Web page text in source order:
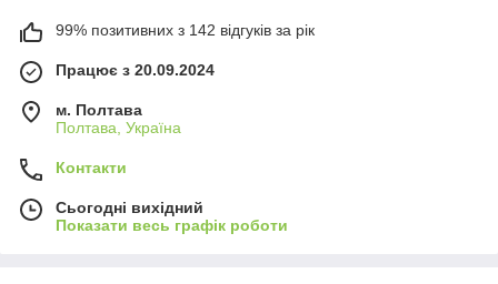
99% позитивних з 142 відгуків за рік
Працює з 20.09.2024
м. Полтава
Полтава, Україна
Контакти
Сьогодні вихідний
Показати весь графік роботи